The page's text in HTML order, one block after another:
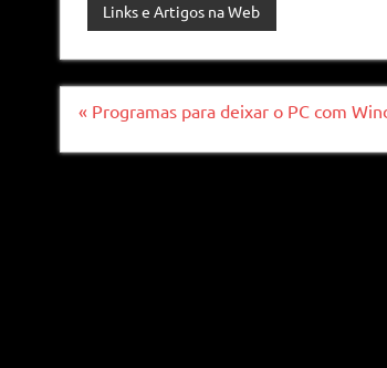
Links e Artigos na Web
Navegação
« Programas para deixar o PC com